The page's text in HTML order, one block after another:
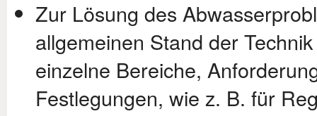
Zur Lösung des
allgemeinen Stand der
einzelne Bereiche,
Festlegungen, wie z. B. für